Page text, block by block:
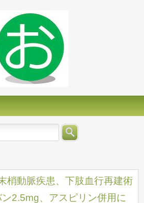
梢動脈疾患、下肢血行再建術
2.5mg、アスピリン併用に